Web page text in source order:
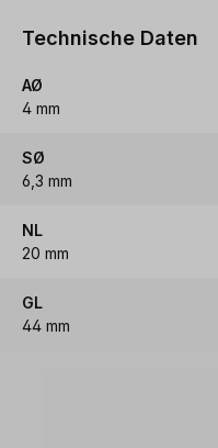
Technische Daten
AØ
4 mm
SØ
6,3 mm
NL
20 mm
GL
44 mm